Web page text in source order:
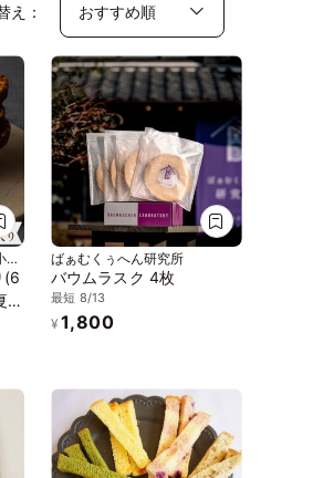
え：
値
社
(6
ばぁむくぅへん研究所
バウムラスク 4枚
最短 8/13
¥ 1,800